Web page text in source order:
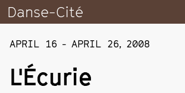
Danse-Cité
APRIL 16 - APRIL 26, 2008
L'Écurie